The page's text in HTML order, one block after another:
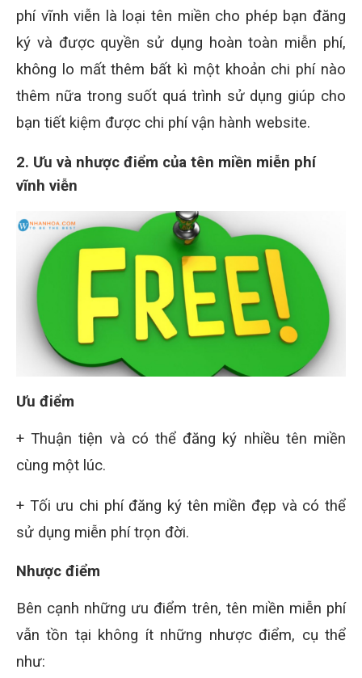
phí vĩnh viễn là loại tên miền cho phép bạn đăng
ký và được quyền sử dụng hoàn toàn miễn phí,
không lo mất thêm bất kì một khoản chi phí nào
thêm nữa trong suốt quá trình sử dụng giúp cho
bạn tiết kiệm được chi phí vận hành website.
2. Ưu và nhược điểm của tên miền miễn phí
vĩnh viễn
Ưu điểm
+ Thuận tiện và có thể đăng ký nhiều tên miền
cùng một lúc.
+ Tối ưu chi phí đăng ký tên miền đẹp và có thể
sử dụng miễn phí trọn đời.
Nhược điểm
Bên cạnh những ưu điểm trên, tên miền miễn phí
vẫn tồn tại không ít những nhược điểm, cụ thể
như: